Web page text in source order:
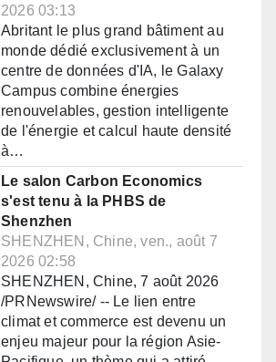
2026 03:13
Abritant le plus grand bâtiment au
monde dédié exclusivement à un
centre de données d'IA, le Galaxy
Campus combine énergies
renouvelables, gestion intelligente
de l'énergie et calcul haute densité
à…
Le salon Carbon Economics
s'est tenu à la PHBS de
Shenzhen
SHENZHEN, Chine, ven., août 7
2026 02:58
SHENZHEN, Chine, 7 août 2026
/PRNewswire/ -- Le lien entre
climat et commerce est devenu un
enjeu majeur pour la région Asie-